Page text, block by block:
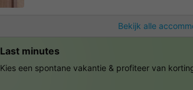
Bekijk alle
Last minutes
Kies een spontane vakantie & profiteer van